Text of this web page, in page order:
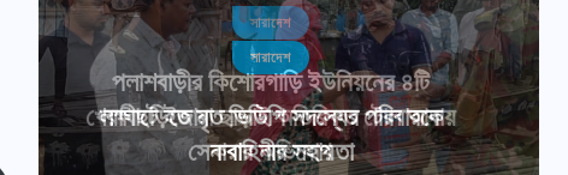
সারাদেশ
লক্ষীছড়িতে মৃত ভিডিপি সদস্যের পরিবারকে
সেনাবাহিনীর সহায়তা